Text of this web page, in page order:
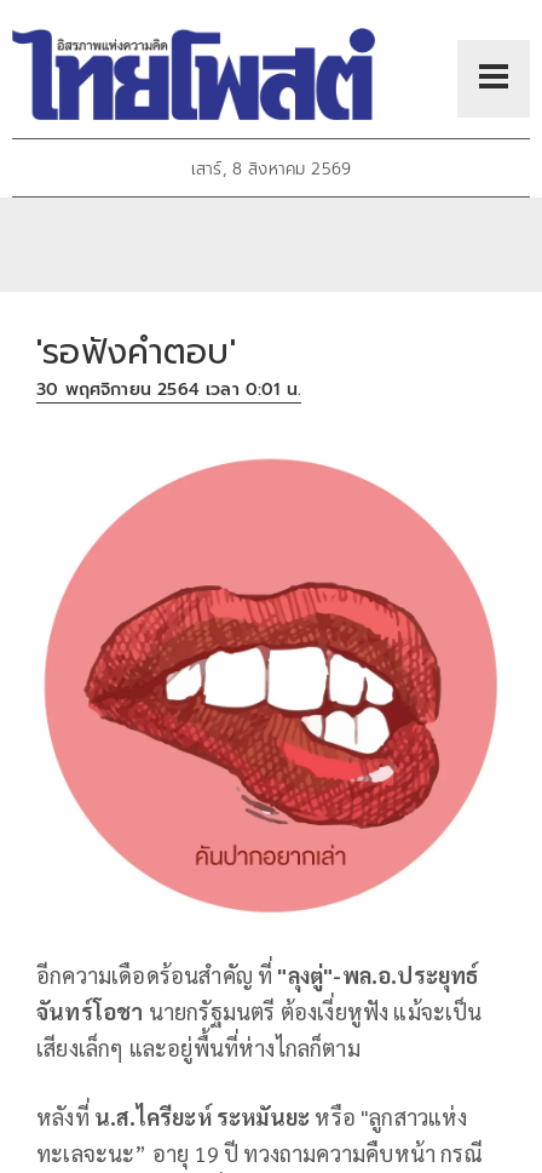
เสาร์, 8 สิงหาคม 2569
'รอฟังคำตอบ'
30 พฤศจิกายน 2564 เวลา 0:01 น.
อีกความเดือดร้อนสำคัญ ที่ "ลุงตู่"-พล.อ.ประยุทธ์
จันทร์โอชา นายกรัฐมนตรี ต้องเงี่ยหูฟัง แม้จะเป็น
เสียงเล็กๆ และอยู่พื้นที่ห่างไกลก็ตาม
หลังที่ น.ส.ไครียะห์ ระหมันยะ หรือ "ลูกสาวแห่ง
ทะเลจะนะ” อายุ 19 ปี ทวงถามความคืบหน้า กรณี